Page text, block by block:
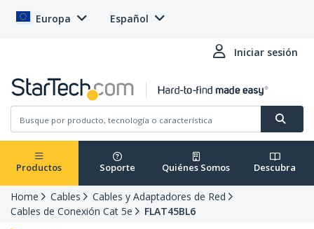
Europa Español
Iniciar sesión
Productos Soporte Quiénes Somos Descubra
Home Cables
Cables y Adaptadores de Red
Cables de Conexión Cat 5e
FLAT45BL6